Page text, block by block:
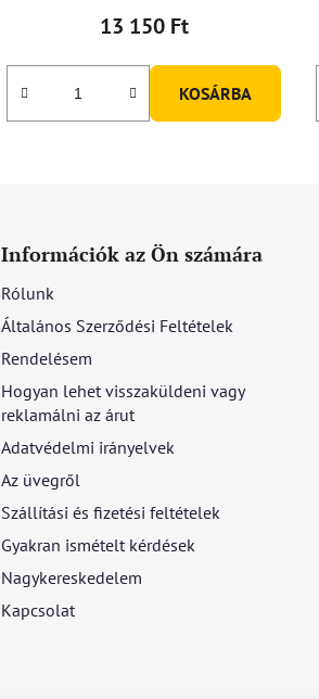
átlagos
5-
13 150 Ft
KOSÁRBA
Információk az Ön számára
Rólunk
Általános Szerződési Feltételek
Rendelésem
Hogyan lehet visszaküldeni vagy
reklamálni az árut
Adatvédelmi irányelvek
Az üvegről
Szállítási és fizetési feltételek
Gyakran ismételt kérdések
Nagykereskedelem
Kapcsolat